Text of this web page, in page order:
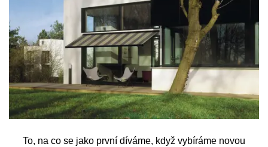
To, na co se jako první díváme, když vybíráme novou